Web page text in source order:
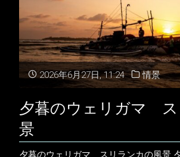
2026年6月27日, 11:24 情景
夕暮のウェリガマ ス
景
夕暮のウェリガマ スリランカの風景